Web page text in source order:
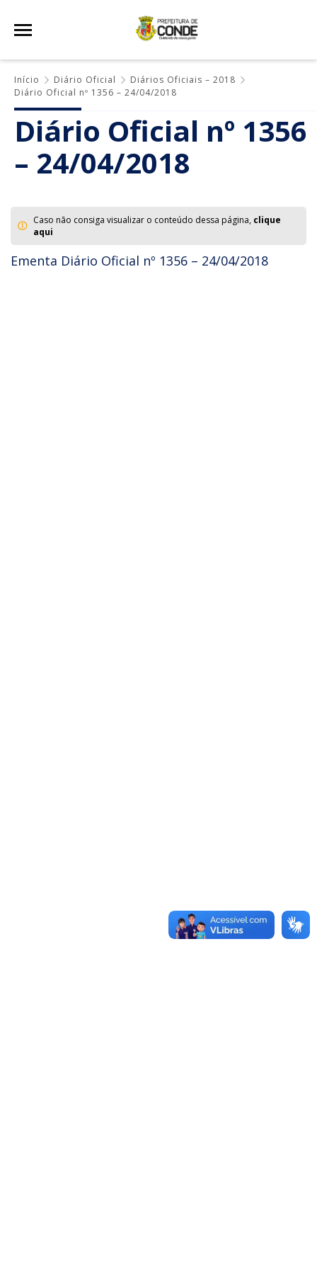
Início Diário Oficial
Diários Oficiais – 2018
Diário Oficial nº 1356 – 24/04/2018
Diário Oficial nº 1356
– 24/04/2018
Caso não consiga visualizar o conteúdo dessa página, clique
aqui
Ementa Diário Oficial nº 1356 – 24/04/2018